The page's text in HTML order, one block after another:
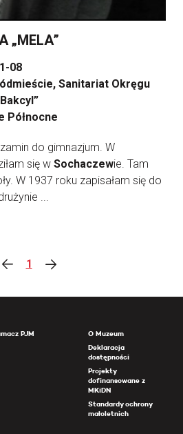
„MELA”
08
Sanitariat Okręgu
Północne
do gimnazjum. W
się w Sochaczewie. Tam
W 1937 roku zapisałam się do
...
1
PJM
O Muzeum
Deklaracja
dostępności
Projekty
dofinansowane z
MKiDN
Standardy ochrony
małoletnich